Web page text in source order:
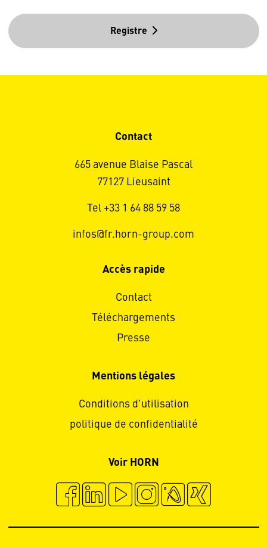
Registre
Contact
665 avenue Blaise Pascal
77127 Lieusaint
Tel +33 1 64 88 59 58
infos@fr.horn-group.com
Accès rapide
Contact
Téléchargements
Presse
Mentions légales
Conditions d'utilisation
politique de confidentialité
Voir HORN